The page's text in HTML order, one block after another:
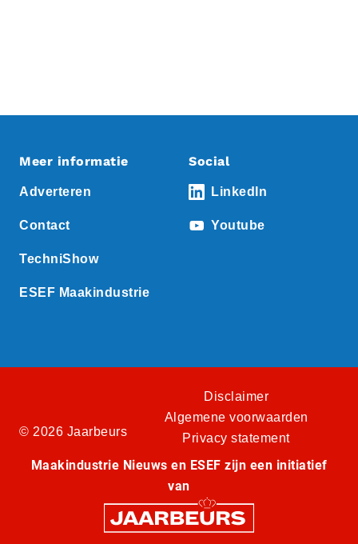
Meer informatie
Adverteren
Contact
TechniShow
ESEF Maakindustrie
Social
LinkedIn
Youtube
© 2026 Jaarbeurs
Disclaimer
Algemene voorwaarden
Privacy statement
Maakindustrie Nieuws en ESEF zijn een initiatief
van